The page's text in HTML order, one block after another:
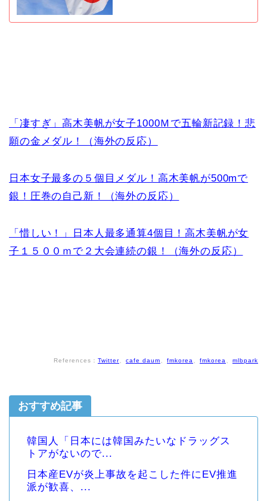
「凄すぎ」高木美帆が女子1000Ｍで五輪新記録！悲
願の金メダル！（海外の反応）
日本女子最多の５個目メダル！高木美帆が500mで
銀！圧巻の自己新！（海外の反応）
「惜しい！」日本人最多通算4個目！高木美帆が女
子１５００ｍで２大会連続の銀！（海外の反応）
References： Twitter cafe daum fmkorea fmkorea mlbpark
おすすめ記事
韓国人「日本には韓国みたいなドラッグス
トアがないので...
日本産EVが炎上事故を起こした件にEV推進
派が歓喜、...